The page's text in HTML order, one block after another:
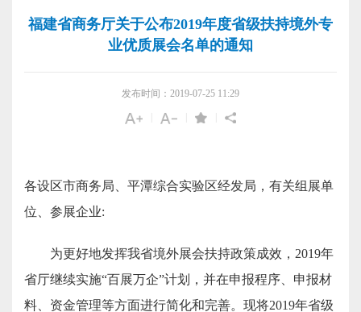
福建省商务厅关于公布2019年度省级扶持境外专
业优质展会名单的通知
发布时间：2019-07-25 11:29
各设区市商务局、平潭综合实验区经发局，有关组展单
位、参展企业:
为更好地发挥我省境外展会扶持政策成效，2019年
省厅继续实施“百展万企”计划
，并在申报程序、申报材
料、资金管理等方面进行简化和完善。 现将2019年省级